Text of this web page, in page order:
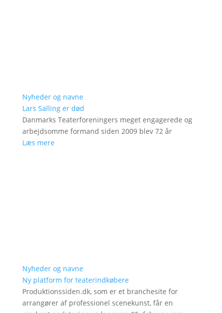
Nyheder og navne
Lars Salling er død
Danmarks Teaterforeningers meget engagerede og
arbejdsomme formand siden 2009 blev 72 år
Læs mere
Nyheder og navne
Ny platform for teaterindkøbere
Produktionssiden.dk, som er et branchesite for
arrangører af professionel scenekunst, får en